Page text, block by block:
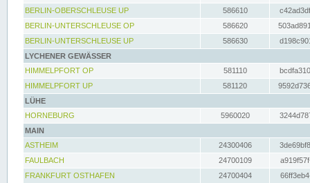
BERLIN-OBERSCHLEUSE UP
586610
BERLIN-UNTERSCHLEUSE OP
586620
BERLIN-UNTERSCHLEUSE UP
586630
LYCHENER GEWÄSSER
HIMMELPFORT OP
581110
HIMMELPFORT UP
581120
LÜHE
HORNEBURG
5960020
MAIN
ASTHEIM
24300406
FAULBACH
24700109
FRANKFURT OSTHAFEN
24700404